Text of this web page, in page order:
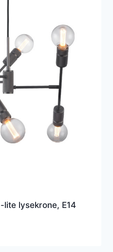
lite lysekrone, E14